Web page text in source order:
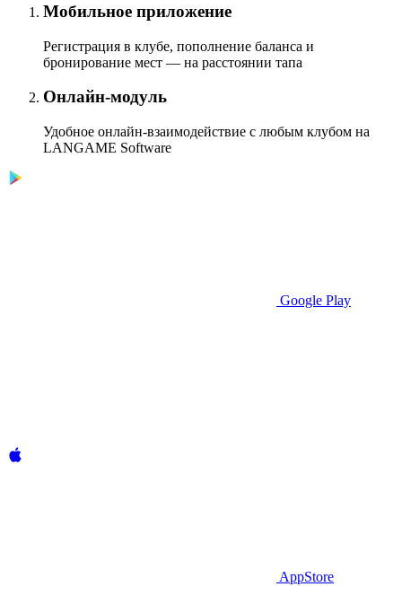
Мобильное приложение
Регистрация в клубе, пополнение баланса и
бронирование мест — на расстоянии тапа
Онлайн-модуль
Удобное онлайн-взаимодействие с любым клубом на
LANGAME Software
Google Play
AppStore